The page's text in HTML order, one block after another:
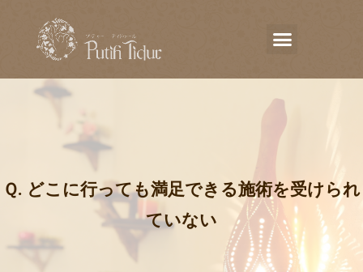
Ｑ. どこに行っても満足できる施術を受けられ
ていない